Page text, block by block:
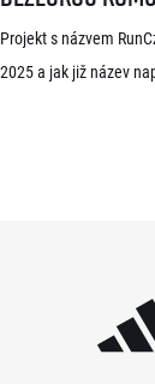
Projekt s názvem
2025 a jak již název
sezónu a od startu